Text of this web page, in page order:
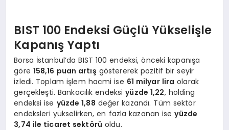
BIST 100 Endeksi Güçlü Yükselişle
Kapanış Yaptı
Borsa İstanbul’da BIST 100 endeksi, önceki kapanışa
göre 158,16 puan artış göstererek pozitif bir seyir
izledi. Toplam işlem hacmi ise 61 milyar lira olarak
gerçekleşti. Bankacılık endeksiyüzde 1,22, holding
endeksi ise yüzde 1,88 değer kazandı. Tüm sektör
endeksleri yükselirken, en fazla kazanan iseyüzde
3,74 ile ticaret sektörü oldu.